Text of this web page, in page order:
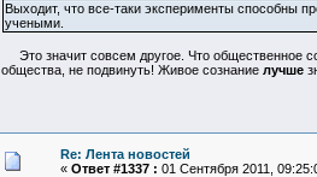
Выходит, что все-таки эксперименты способны
учеными.
Это значит совсем другое. Что общественное
общества, не подвинуть! Живое сознание лучше
Re: Лента новостей
« Ответ #1337 : 01 Сентября 2011,